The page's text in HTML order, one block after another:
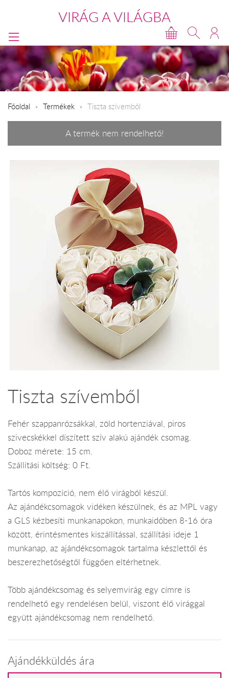
VIRÁG A VILÁGBA
Főoldal Termékek Tiszta szívemből
A termék nem rendelhető!
Tiszta szívemből
Fehér szappanrózsákkal, zöld hortenziával, piros
szivecskékkel díszített szív alakú ajándék csomag.
Doboz mérete: 15 cm.
Szállítási költség: 0 Ft.
Tartós kompozíció, nem élő virágból készül.
Az ajándékcsomagok vidéken készülnek, és az MPL vagy
a GLS kézbesíti munkanapokon, munkaidőben 8-16 óra
között, érintésmentes kiszállítással, szállítási ideje 1
munkanap, az ajándékcsomagok tartalma készlettől és
beszerezhetőségtől függően eltérhetnek.
Több ajándékcsomag és selyemvirág egy címre is
rendelhető egy rendelésen belül, viszont élő virággal
együtt ajándékcsomag nem rendelhető.
Ajándékküldés ára